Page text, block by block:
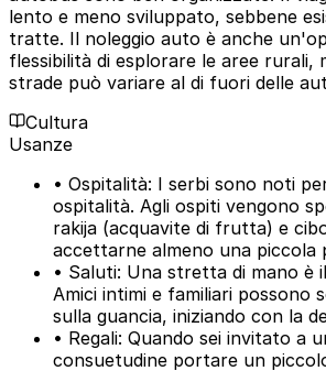
lento e meno sviluppato, sebbene
tratte. Il noleggio auto è anche
flessibilità di esplorare le aree rurali,
strade può variare al di fuori delle
Cultura
Usanze
• Ospitalità: I serbi sono noti
ospitalità. Agli ospiti vengono
rakija (acquavite di frutta) e
accettarne almeno una piccola
• Saluti: Una stretta di mano è
Amici intimi e familiari possono
sulla guancia, iniziando con la
• Regali: Quando sei invitato a
consuetudine portare un